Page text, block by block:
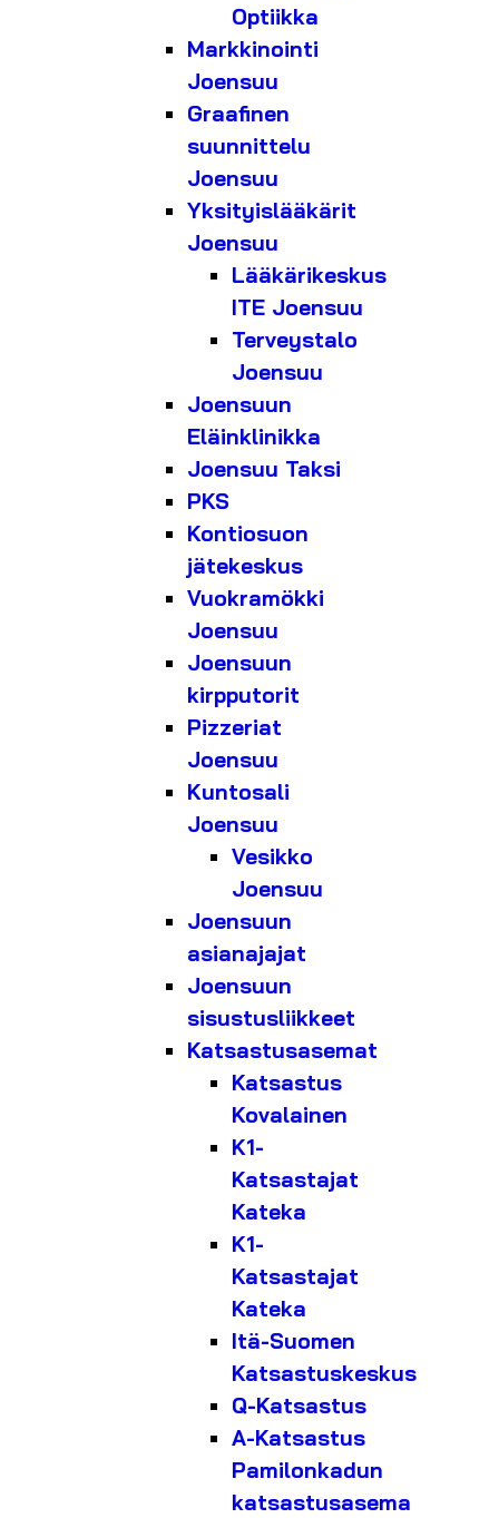
Optiikka
Markkinointi
Joensuu
Graafinen
suunnittelu
Joensuu
Yksityislääkärit
Joensuu
Lääkärikeskus
ITE Joensuu
Terveystalo
Joensuu
Joensuun
Eläinklinikka
Joensuu Taksi
PKS
Kontiosuon
jätekeskus
Vuokramökki
Joensuu
Joensuun
kirpputorit
Pizzeriat
Joensuu
Kuntosali
Joensuu
Vesikko
Joensuu
Joensuun
asianajajat
Joensuun
sisustusliikkeet
Katsastusasemat
Katsastus
Kovalainen
K1-
Katsastajat
Kateka
K1-
Katsastajat
Kateka
Itä-Suomen
Katsastuskeskus
Q-Katsastus
A-Katsastus
Pamilonkadun
katsastusasema